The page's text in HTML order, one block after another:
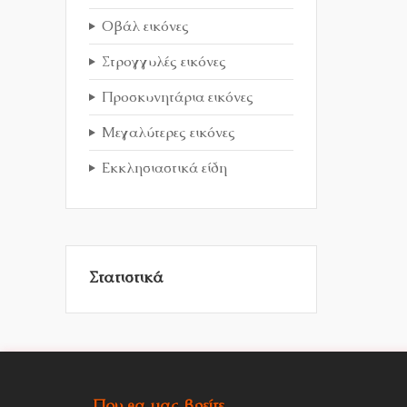
Οβάλ εικόνες
Στρογγυλές εικόνες
Προσκυνητάρια εικόνες
Μεγαλύτερες εικόνες
Εκκλησιαστικά είδη
Στατιστικά